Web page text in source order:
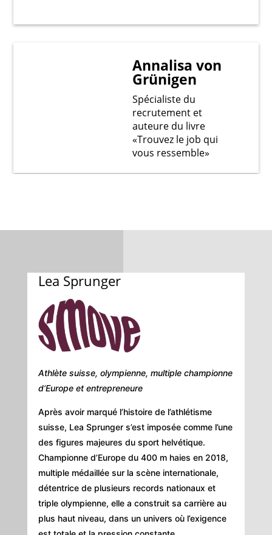
Annalisa von
Grünigen
Spécialiste du
recrutement et
auteure du livre
«Trouvez le job qui
vous ressemble»
Lea Sprunger
Athlète suisse, olympienne, multiple championne
d’Europe et entrepreneure
Après avoir marqué l’histoire de l’athlétisme
suisse, Lea Sprungers’est imposée comme l’une
des figures majeures du sport helvétique.
Championne d’Europe du 400 m haies en 2018,
multiple médaillée sur la scène internationale,
détentrice de plusieurs records nationaux et
triple olympienne, elle a construit sa carrière au
plus haut niveau, dans un univers où l’exigence